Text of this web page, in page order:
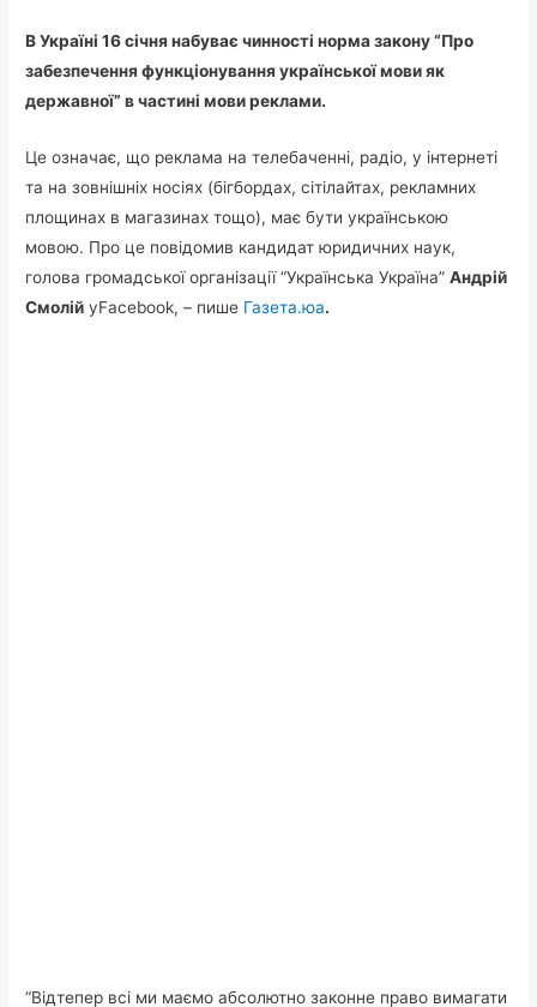
В Україні 16 січня набуває чинності норма закону “Про
забезпечення функціонування української мови як
державної” в частині мови реклами.
Це означає, що реклама на телебаченні, радіо, у інтернеті
та на зовнішніх носіях (бігбордах, сітілайтах, рекламних
площинах в магазинах тощо), має бути українською
мовою. Про це повідомив кандидат юридичних наук,
голова громадської організації “Українська Україна”Андрій
Смолій уFacebook, – пише Газета.юа.
“Відтепер всі ми маємо абсолютно законне право вимагати